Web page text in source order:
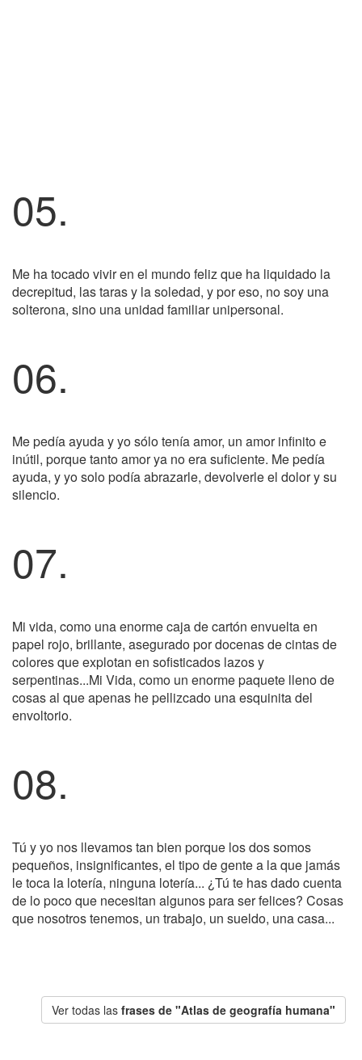
05.
Me ha tocado vivir en el mundo feliz que ha liquidado la
decrepitud, las taras y la soledad, y por eso, no soy una
solterona, sino una unidad familiar unipersonal.
06.
Me pedía ayuda y yo sólo tenía amor, un amor infinito e
inútil, porque tanto amor ya no era suficiente. Me pedía
ayuda, y yo solo podía abrazarle, devolverle el dolor y su
silencio.
07.
Mi vida, como una enorme caja de cartón envuelta en
papel rojo, brillante, asegurado por docenas de cintas de
colores que explotan en sofisticados lazos y
serpentinas...Mi Vida, como un enorme paquete lleno de
cosas al que apenas he pellizcado una esquinita del
envoltorio.
08.
Tú y yo nos llevamos tan bien porque los dos somos
pequeños, insignificantes, el tipo de gente a la que jamás
le toca la lotería, ninguna lotería... ¿Tú te has dado cuenta
de lo poco que necesitan algunos para ser felices? Cosas
que nosotros tenemos, un trabajo, un sueldo, una casa...
Ver todas las frases de "Atlas de geografía humana"